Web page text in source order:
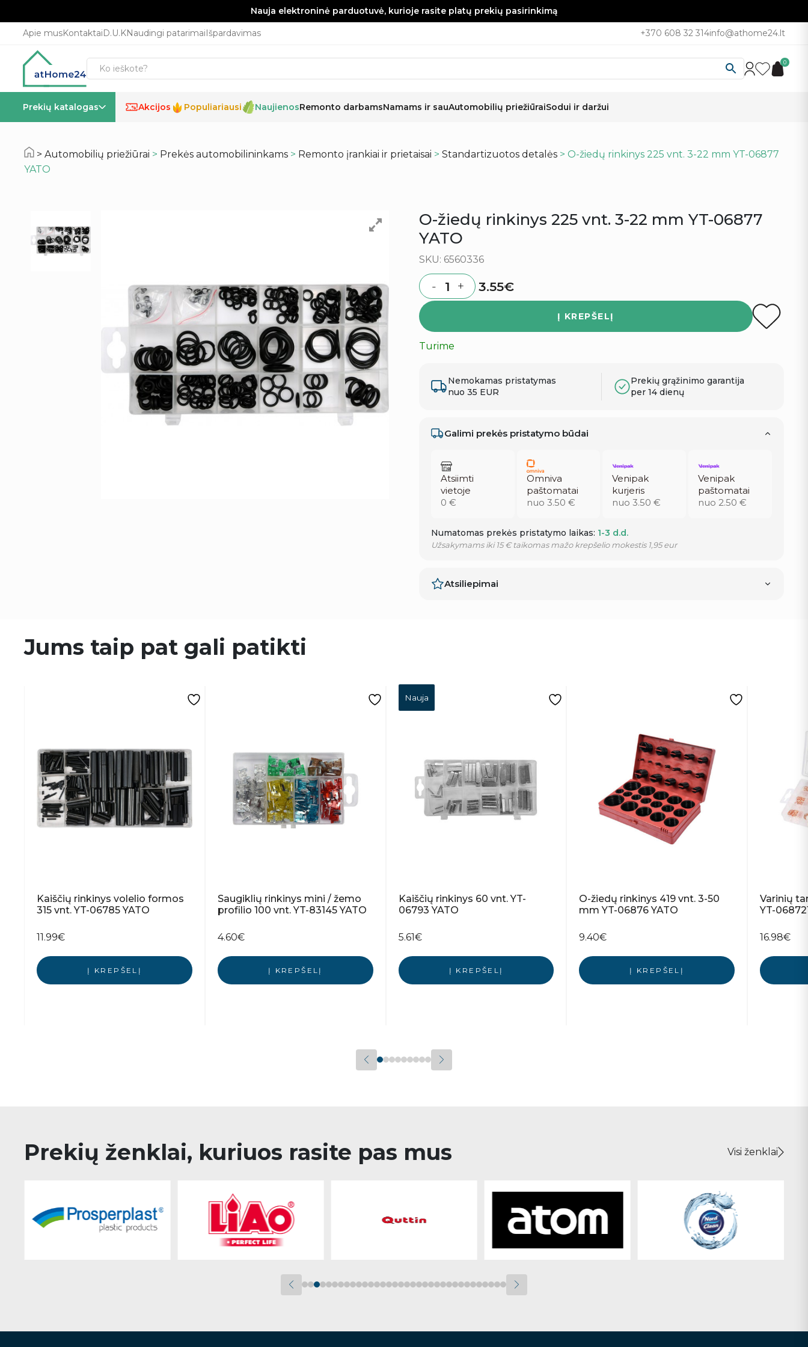
Nauja elektroninė parduotuvė, kurioje rasite platų prekių pasirinkimą
Apie musKontaktaiD.U.KNaudingi patarimaiIšpardavimas +370 608 32 314info@athome24.lt
0
Prekių katalogas % Akcijos Populiariausi NaujienosRemonto darbamsNamams ir sauAutomobilių priežiūraiSodui ir daržui
Automobilių priežiūrai > Prekės automobilininkams > Remonto įrankiai ir prietaisai >Standartizuotos detalės > O-žiedų rinkinys 225 vnt. 3-22 mm YT-06877
YATO
O-žiedų rinkinys 225 vnt. 3-22 mm YT-06877
YATO
SKU: 6560336
Quantity
- + 3.55€
Į KREPŠELĮ
Turime
Nemokamas pristatymas
nuo 35 EUR
Prekių grąžinimo garantija
per 14 dienų
Galimi prekės pristatymo būdai
Atsiimti
vietoje
0 €
Omniva
paštomatai
nuo 3.50 €
Venipak
kurjeris
nuo 3.50 €
Venipak
paštomatai
nuo 2.50 €
Numatomas prekės pristatymo laikas: 1-3 d.d.
Užsakymams iki 15 € taikomas mažo krepšelio mokestis 1,95 eur
Atsiliepimai
Jums taip pat gali patikti
Kaiščių rinkinys volelio formos
315 vnt. YT-06785 YATO
11.99€
Į KREPŠELĮ
Saugiklių rinkinys mini / žemo
profilio 100 vnt. YT-83145 YATO
4.60€
Į KREPŠELĮ
Nauja
Kaiščių rinkinys 60 vnt. YT-
06793 YATO
5.61€
Į KREPŠELĮ
O-žiedų rinkinys 419 vnt. 3-50
mm YT-06876 YATO
9.40€
Į KREPŠELĮ
Varinių
YT-
16.98€
Prekių ženklai, kuriuos rasite pas mus Visi ženklai